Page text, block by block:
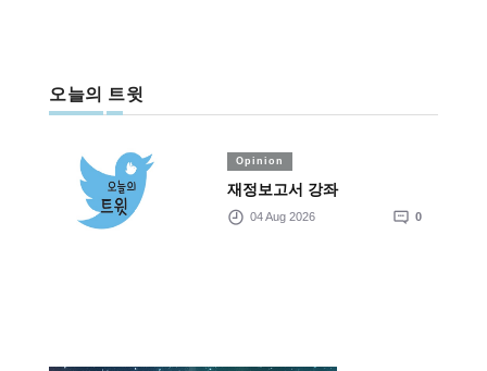
오늘의 트윗
Opinion
재정보고서 강좌
04 Aug 2026 0